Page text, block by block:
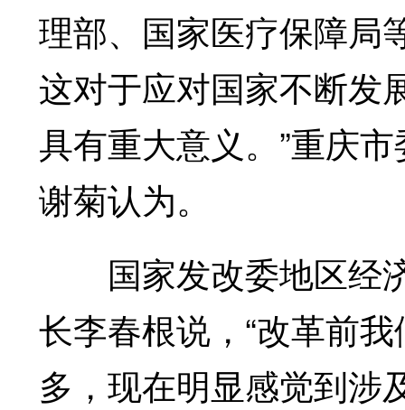
理部、国家医疗保障局
这对于应对国家不断发
具有重大意义。”重庆
谢菊认为。
国家发改委地区经
长李春根说，“改革前
多，现在明显感觉到涉